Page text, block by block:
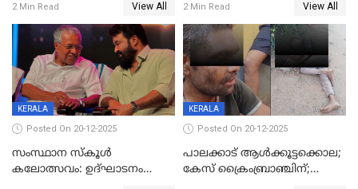
കാഴ്ചാനുഭവമൊരുക്കി
ശബരീ നന്ദനം
2 Min Read View All
ഊർജ്ജിതമാക്കിമാക്കി
ക്രൈംബ്രാഞ്ച്
2 Min Read View All
KERALA
Posted On 20-12-2025
സംസ്ഥാന സ്കൂൾ
കലോത്സവം: ഉദ്ഘാടനം
KERALA
Posted On 20-12-2025
പാലക്കാട് ആൾക്കൂട്ടക്കൊല;
കേസ് ക്രൈംബ്രാഞ്ചിന്;